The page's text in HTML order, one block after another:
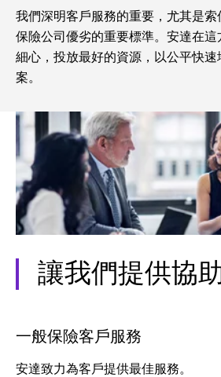
我們深明客戶服務的重要，尤其是索
保險公司優劣的重要標準。安達在
細心，投放最好的資源，以公平快速
案。
讓我們提供協
一般保險客戶服務
安達致力為客戶提供最佳服務。